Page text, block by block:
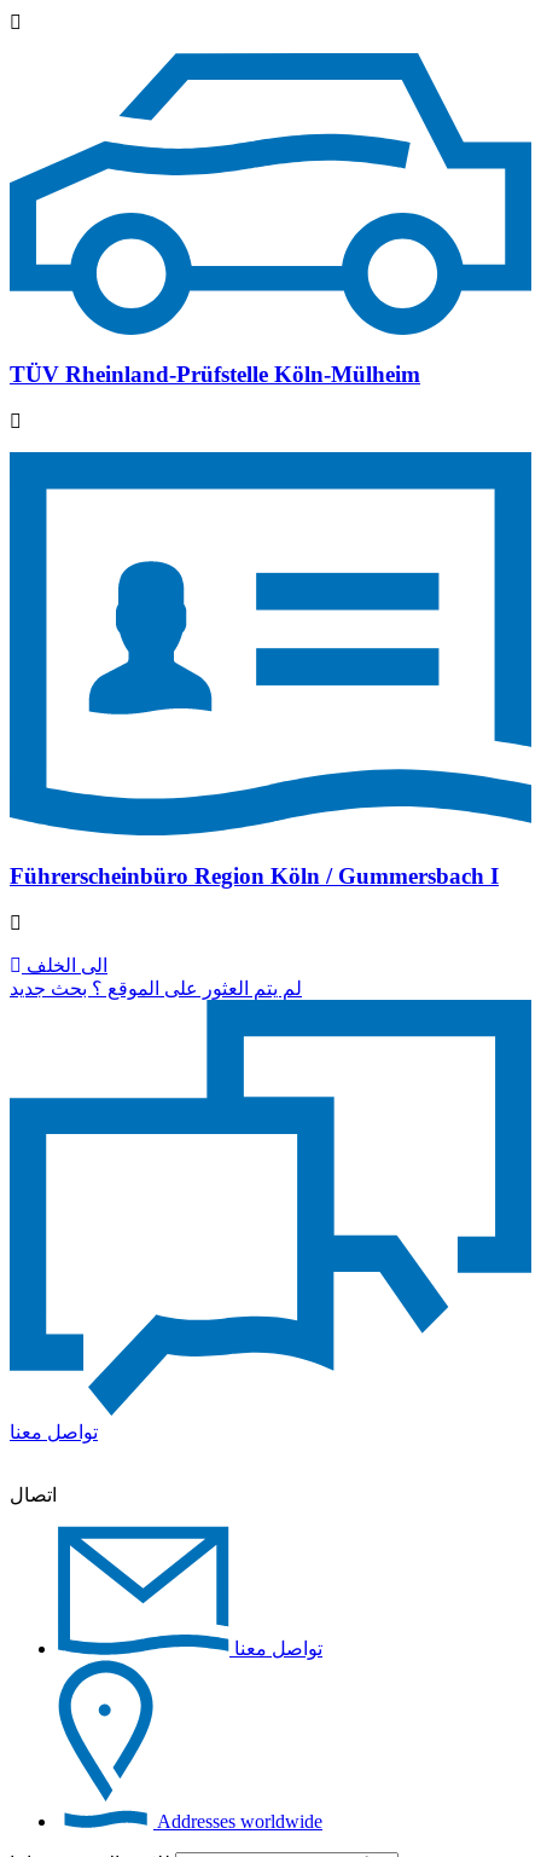
TÜV Rheinland-Prüfstelle Köln-Mülheim
Führerscheinbüro Region Köln / Gummersbach I
الى الخلف
لم يتم العثور على الموقع ؟ بحث جديد
تواصل معنا
اتصال
تواصل معنا
Addresses worldwide